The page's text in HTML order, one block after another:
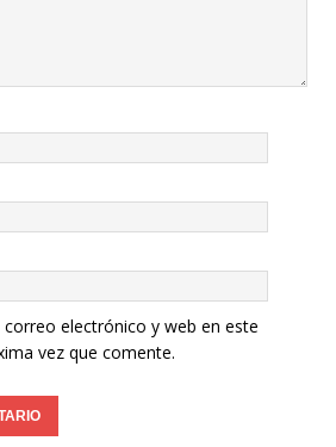
electrónico y web en este
vez que comente.